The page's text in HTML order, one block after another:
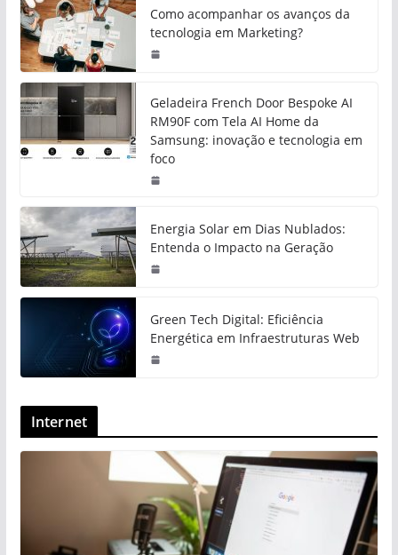
Como acompanhar os avanços da
tecnologia em Marketing?
Geladeira French Door Bespoke AI
RM90F com Tela AI Home da
Samsung: inovação e tecnologia em
foco
Energia Solar em Dias Nublados:
Entenda o Impacto na Geração
Green Tech Digital: Eficiência
Energética em Infraestruturas Web
Internet